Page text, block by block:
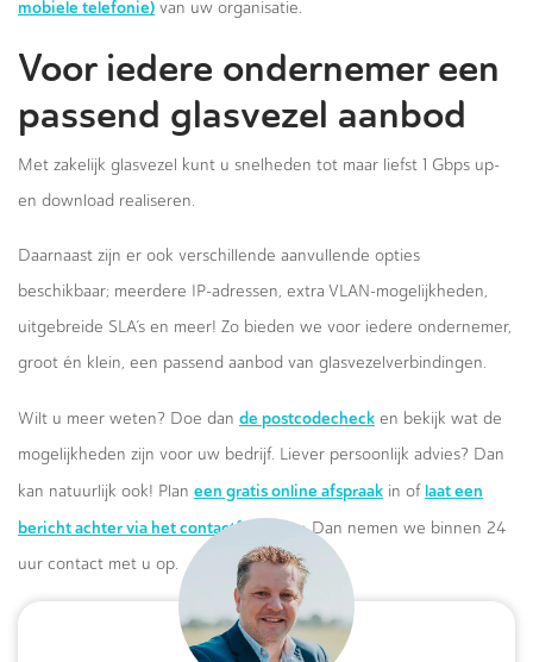
mobiele telefonie) van uw organisatie.
Voor iedere ondernemer een
passend glasvezel aanbod
Met zakelijk glasvezel kunt u snelheden tot maar liefst 1 Gbps up-
en download realiseren.
Daarnaast zijn er ook verschillende aanvullende opties
beschikbaar; meerdere IP-adressen, extra VLAN-mogelijkheden,
uitgebreide SLA’s en meer! Zo bieden we voor iedere ondernemer,
groot én klein, een passend aanbod van glasvezelverbindingen.
Wilt u meer weten? Doe dan de postcodecheck en bekijk wat de
mogelijkheden zijn voor uw bedrijf. Liever persoonlijk advies? Dan
kan natuurlijk ook! Plan een gratis online afspraak in of laat een
bericht achter via het contactformulier.Dan nemen we binnen 24
uur contact met u op.